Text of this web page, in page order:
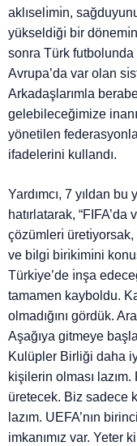
aklıselı̇mı̇n,
yükseldı̇ğı̇ bı̇r
sonra Türk
Avrupa’da var olan
Arkadaşlarımla
gelebileceğimize
yönetilen
ifadelerini kullandı.
Yardımcı, 7 yıldan bu
hatırlatarak, “FIFA’da
çözümlerı̇ üretı̇yorsak,
ve bı̇lgı̇ bı̇rı̇kı̇mı̇ni
Türkı̇ye’de ı̇nşa
tamamen kayboldu.
olmadığını gördük.
Aşağıya gitmeye
Kulüpler Birliği daha
kişilerin olması
üretecek. Biz sadece
lazım. UEFA’nın
imkanımız var. Yeter